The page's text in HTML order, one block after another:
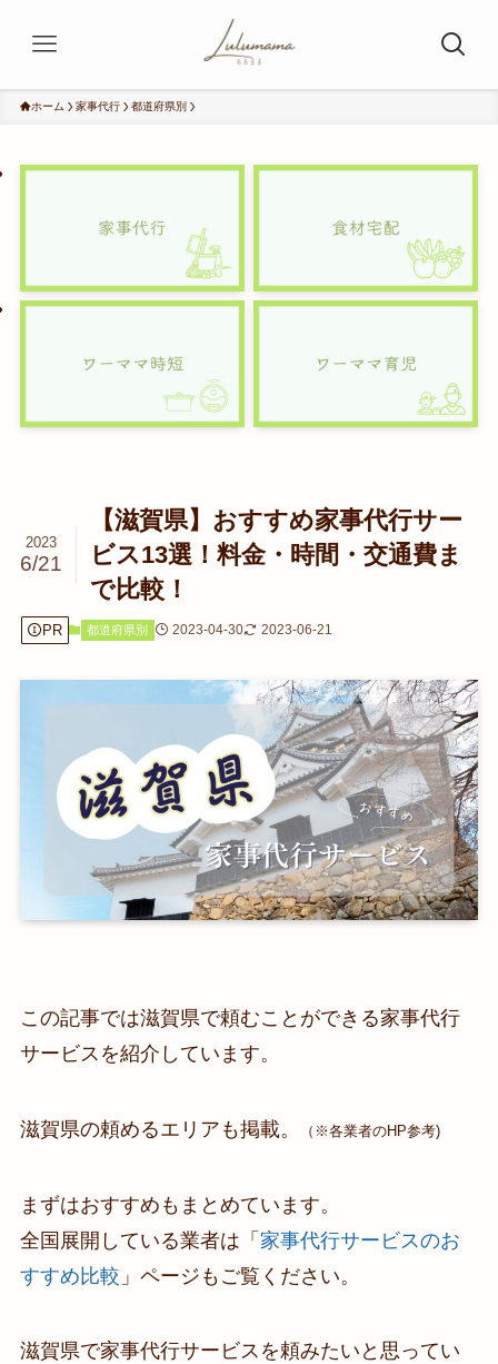
ホーム 家事代行 都道府県別
【滋賀県】おすすめ家事代行サー
ビス13選！料金・時間・交通費ま
で比較！
2023
6/21
PR 都道府県別 2023-04-30 2023-06-21
この記事では滋賀県で頼むことができる家事代行
サービスを紹介しています。
滋賀県の頼めるエリアも掲載。 （※各業者のHP参考)
まずはおすすめもまとめています。
全国展開している業者は「 家事代行サービスのお
すすめ比較 」ページもご覧ください。
滋賀県で家事代行サービスを頼みたいと思ってい